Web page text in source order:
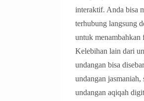
interaktif. Anda bisa
terhubung langsung
untuk menambahkan
Kelebihan lain dari
undangan bisa
undangan
undangan aqiqah